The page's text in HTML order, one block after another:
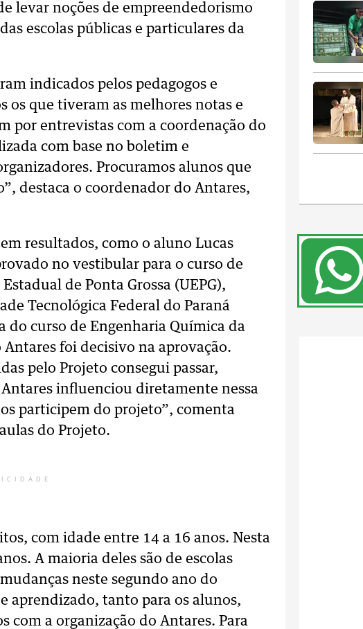
levar noções de empreendedorismo
escolas públicas e particulares da
indicados pelos pedagogos e
os que tiveram as melhores notas e
por entrevistas com a coordenação do
com base no boletim e
Procuramos alunos que
destaca o coordenador do Antares,
resultados, como o aluno Lucas
no vestibular para o curso de
de Ponta Grossa (UEPG),
Tecnológica Federal do Paraná
do curso de Engenharia Química da
foi decisivo na aprovação.
pelo Projeto consegui passar,
influenciou diretamente nessa
participem do projeto”, comenta
do Projeto.
com idade entre 14 a 16 anos. Nesta
A maioria deles são de escolas
neste segundo ano do
aprendizado, tanto para os alunos,
com a organização do Antares. Para